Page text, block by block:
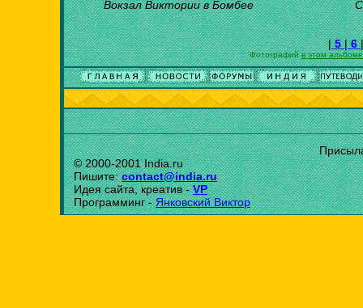
Вокзал Виктории в Бомбее
|5|6|
Фотографийв этом альбоме
© 2000-2001 India.ru
Пишите:contact@india.ru
Идея сайта, креатив -VP
Программинг -Янковский Виктор